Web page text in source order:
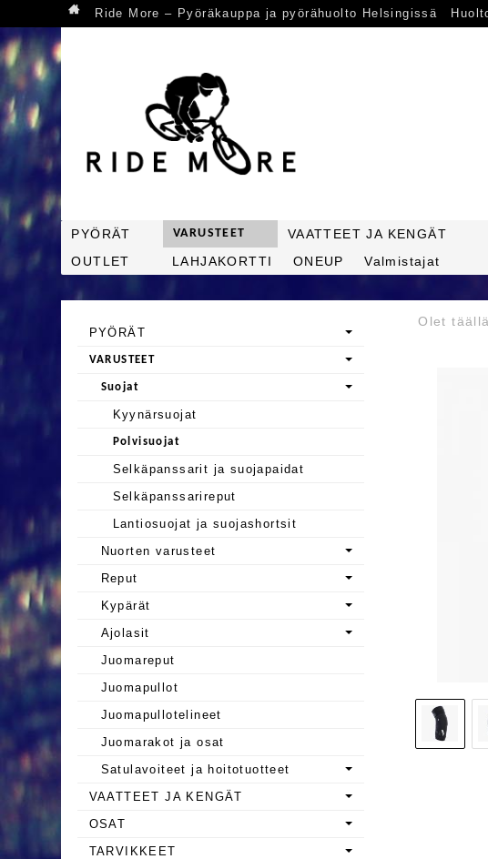
Ride More – Pyöräkauppa ja pyörähuolto Helsingissä
PYÖRÄT VARUSTEET VAATTEET JA KENGÄT
OUTLET
LAHJAKORTTI ONEUP Valmistajat
PYÖRÄT
VARUSTEET
Suojat
Kyynärsuojat
Polvisuojat
Selkäpanssarit ja suojapaidat
Selkäpanssarireput
Lantiosuojat ja suojashortsit
Nuorten varusteet
Reput
Kypärät
Ajolasit
Juomareput
Juomapullot
Juomapullotelineet
Juomarakot ja osat
Satulavoiteet ja hoitotuotteet
VAATTEET JA KENGÄT
OSAT
TARVIKKEET